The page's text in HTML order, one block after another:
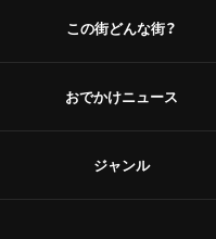
この街どんな街？
おでかけニュース
ジャンル